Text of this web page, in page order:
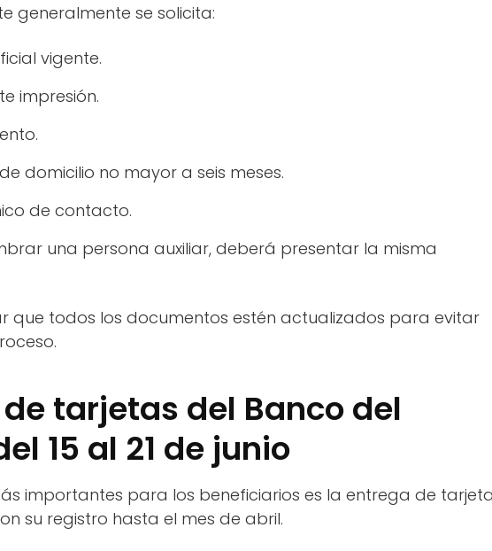
generalmente se solicita:
vigente.
impresión.
domicilio no mayor a seis meses.
de contacto.
una persona auxiliar, deberá presentar la misma
que todos los documentos estén actualizados para evitar
tarjetas del Banco del
15 al 21 de junio
importantes para los beneficiarios es la entrega de
su registro hasta el mes de abril.